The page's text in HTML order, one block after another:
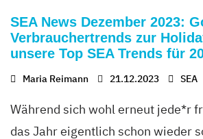
SEA News Dezember 2023:
Verbrauchertrends zur
unsere Top SEA Trends für
Maria Reimann 21.12.2023 SEA
Während sich wohl erneut jede*r
das Jahr eigentlich schon wieder